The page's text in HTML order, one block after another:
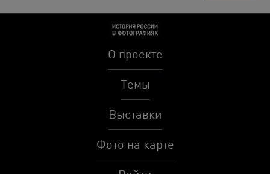
О проекте
Темы
Выставки
Фото на карте